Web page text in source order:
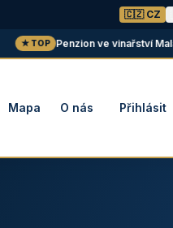
🇨🇿 CZ
★ TOP Penzion ve vinařství Maláník
Mapa O nás Přihlásit